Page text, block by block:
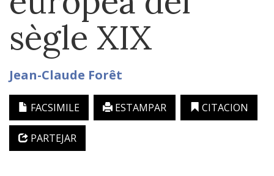
sègle XIX
Jean-Claude Forêt
FACSIMILE ESTAMPAR CITACION
PARTEJAR